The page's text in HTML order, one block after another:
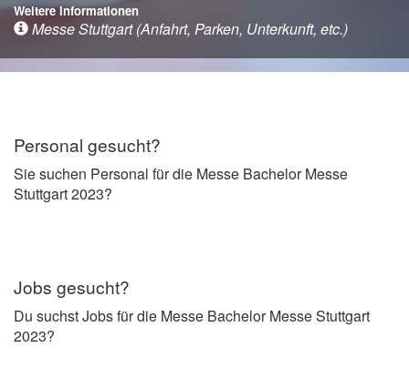
Weitere Informationen
Messe Stuttgart (Anfahrt, Parken, Unterkunft, etc.)
Personal gesucht?
Sie suchen Personal für die Messe Bachelor Messe
Stuttgart 2023?
Jobs gesucht?
Du suchst Jobs für die Messe Bachelor Messe Stuttgart
2023?